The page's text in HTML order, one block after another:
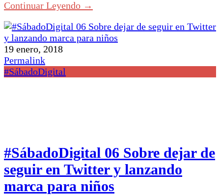
Continuar Leyendo →
19 enero, 2018
Permalink
#SábadoDigital
#SábadoDigital 06 Sobre dejar de
seguir en Twitter y lanzando
marca para niños